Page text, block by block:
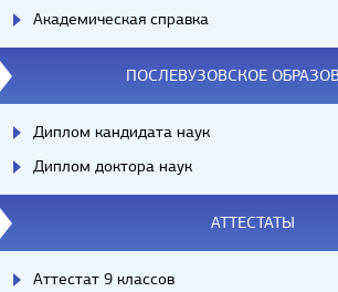
Академическая справка
ПОСЛЕВУЗОВСКОЕ
Диплом кандидата наук
Диплом доктора наук
АТТЕСТАТЫ
Аттестат 9 классов